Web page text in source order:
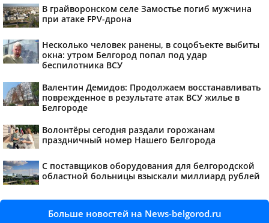
В грайворонском селе Замостье погиб мужчина
при атаке FPV-дрона
Несколько человек ранены, в соцобъекте выбиты
окна: утром Белгород попал под удар
беспилотника ВСУ
Валентин Демидов: Продолжаем восстанавливать
поврежденное в результате атак ВСУ жилье в
Белгороде
Волонтёры сегодня раздали горожанам
праздничный номер Нашего Белгорода
С поставщиков оборудования для белгородской
областной больницы взыскали миллиард рублей
Больше новостей на News-belgorod.ru